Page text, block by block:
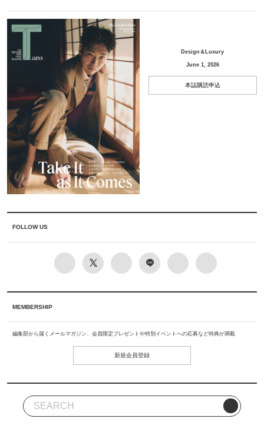
Design＆Luxury
June 1, 2026
本誌購読申込
FOLLOW US
MEMBERSHIP
編集部から届くメールマガジン、会員限定プレゼントや特別イベントへの応募など特典が満載
新規会員登録